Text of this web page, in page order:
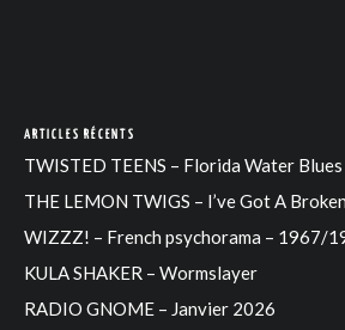
ARTICLES RÉCENTS
TWISTED TEENS – Florida Water Blues
THE LEMON TWIGS – I’ve Got A
WIZZZ! – French psychorama – 1967/
KULA SHAKER – Wormslayer
RADIO GNOME – Janvier 2026